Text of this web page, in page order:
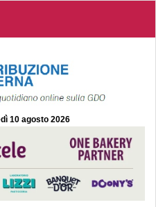
10 agosto 2026